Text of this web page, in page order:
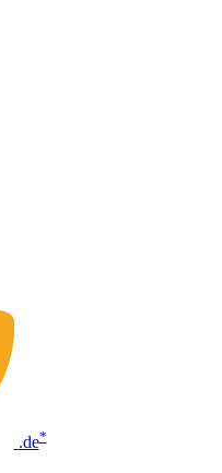
.de*